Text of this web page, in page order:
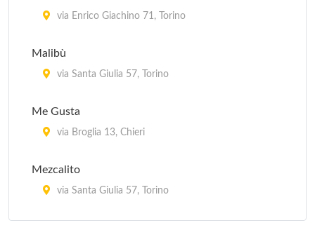
via Enrico Giachino 71, Torino
Malibù
via Santa Giulia 57, Torino
Me Gusta
via Broglia 13, Chieri
Mezcalito
via Santa Giulia 57, Torino